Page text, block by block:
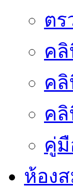
ตร
ค
ค
ค
คู่
ห้อง